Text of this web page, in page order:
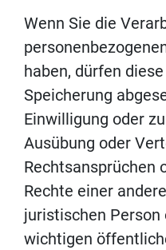
Wenn Sie die
haben, dürfen
Speicherung
Einwilligung oder
Ausübung oder
Rechtsansprüchen
Rechte einer
juristischen Person
wichtigen